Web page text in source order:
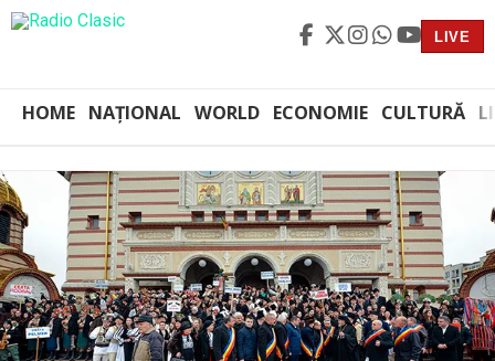
LIVE
HOME NAȚIONAL WORLD ECONOMIE CULTURĂ